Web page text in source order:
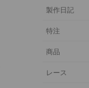
製作日記
特注
商品
レース